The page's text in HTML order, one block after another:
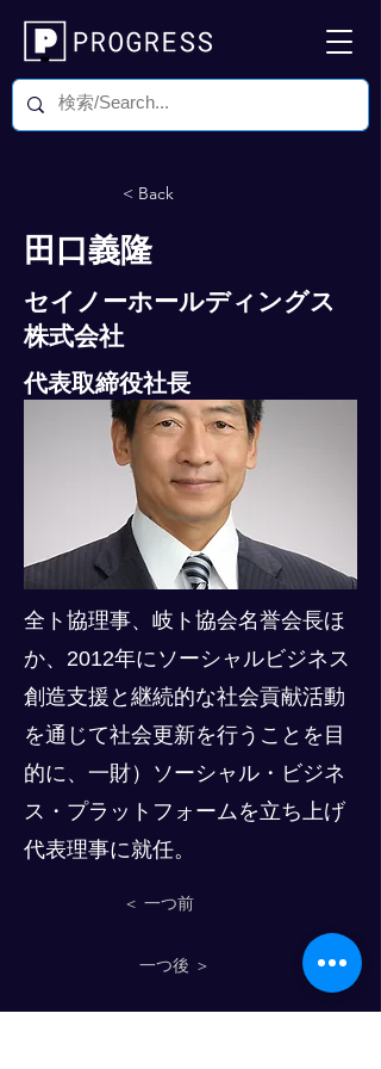
< Back
田口義隆
セイノーホールディングス
株式会社
代表取締役社長
全ト協理事、岐ト協会名誉会長ほ
か、2012年にソーシャルビジネス
創造支援と継続的な社会貢献活動
を通じて社会更新を行うことを目
的に、一財）ソーシャル・ビジネ
ス・プラットフォームを立ち上げ
代表理事に就任。
＜ 一つ前
一つ後 ＞